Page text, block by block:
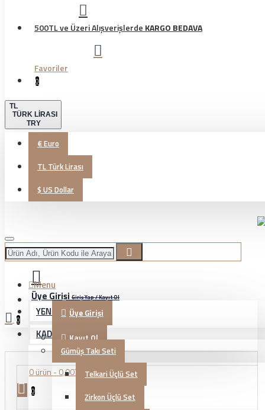
500TL ve Üzeri Alışverişlerde KARGO BEDAVA
Favoriler
0
TL
TÜRK LIRASI
TRY
€Euro
TL Türk Lirası
$ US Dollar
Üye Girişi Giriş Yap / Kayıt Ol
Üye Girişi
Kayıt Ol
0 ürün - 0,00TL
0
Menu
YENİ GELENLER
KADIN TAKI
Gümüş Takı Seti
Telkari Üçlü Set
Zirkon Üçlü Set
0